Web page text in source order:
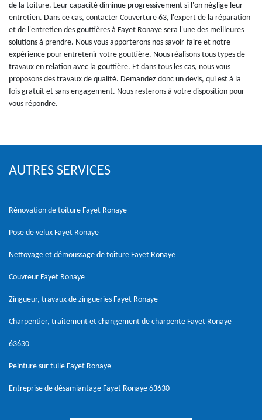
de la toiture. Leur capacité diminue progressivement si l'on néglige leur
entretien. Dans ce cas, contacter Couverture 63, l'expert de la réparation
et de l'entretien des gouttières à Fayet Ronaye sera l'une des meilleures
solutions à prendre. Nous vous apporterons nos savoir-faire et notre
expérience pour entretenir votre gouttière. Nous réalisons tous types de
travaux en relation avec la gouttière. Et dans tous les cas, nous vous
proposons des travaux de qualité. Demandez donc un devis, qui est à la
fois gratuit et sans engagement. Nous resterons à votre disposition pour
vous répondre.
AUTRES SERVICES
Rénovation de toiture Fayet Ronaye
Pose de velux Fayet Ronaye
Nettoyage et démoussage de toiture Fayet Ronaye
Couvreur Fayet Ronaye
Zingueur, travaux de zingueries Fayet Ronaye
Charpentier, traitement et changement de charpente Fayet Ronaye
63630
Peinture sur tuile Fayet Ronaye
Entreprise de désamiantage Fayet Ronaye 63630